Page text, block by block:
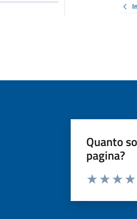
Quanto
pagina?
Valuta da 1 a 5